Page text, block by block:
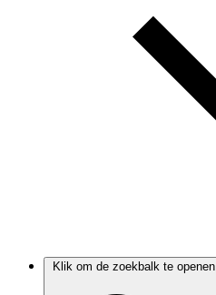
Klik om de zoekbalk te openen